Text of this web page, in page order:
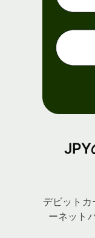
JPY
デビットカ
ーネット